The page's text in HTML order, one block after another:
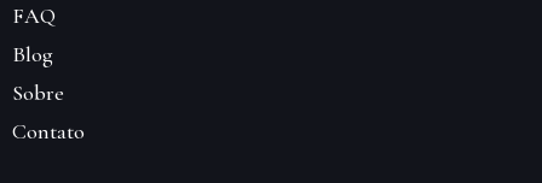
FAQ
Blog
Sobre
Contato